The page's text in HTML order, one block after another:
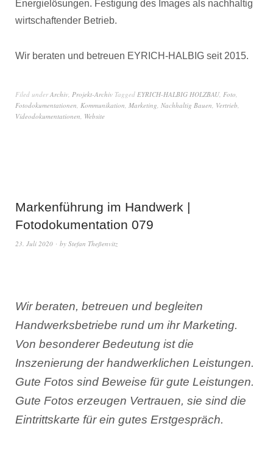
Energielösungen. Festigung des Images als nachhaltig
wirtschaftender Betrieb.
Wir beraten und betreuen EYRICH-HALBIG seit 2015.
Filed underArchiv, Projekt-Archiv Tagged EYRICH-HALBIG HOLZBAU, Foto,
Fotodokumentationen, Kommunikation, Marketing, Nachhaltig Bauen, Vertrieb,
Videodokumentationen, Website
Markenführung im Handwerk |
Fotodokumentation 079
23. Juli 2020 by Stefan Theßenvitz
Wir beraten, betreuen und begleiten
Handwerksbetriebe rund um ihr Marketing.
Von besonderer Bedeutung ist die
Inszenierung der handwerklichen Leistungen.
Gute Fotos sind Beweise für gute Leistungen.
Gute Fotos erzeugen Vertrauen, sie sind die
Eintrittskarte für ein gutes Erstgespräch.